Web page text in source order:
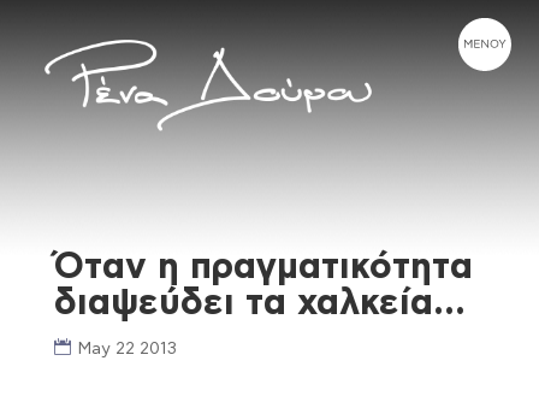
Όταν η πραγματικότητα
διαψεύδει τα χαλκεία…
May 22 2013